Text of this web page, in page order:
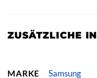
ZUSÄTZLICHE
MARKE Samsung